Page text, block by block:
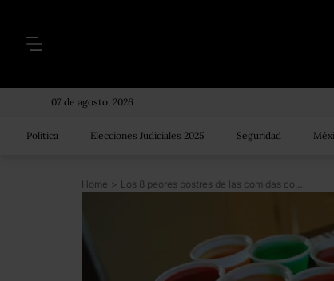
07 de agosto, 2026
Política Elecciones Judiciales 2025 Seguridad
Home > Los 8 peores postres de las comidas corridas